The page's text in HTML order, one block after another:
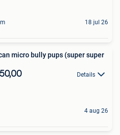
18 jul 26
micro bully pups (super super
Details
4 aug 26